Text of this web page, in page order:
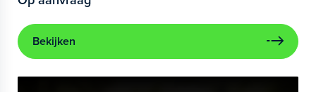
Bekijken